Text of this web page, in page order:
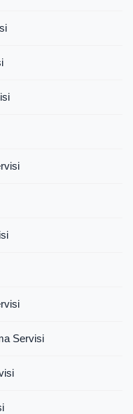
Servisi